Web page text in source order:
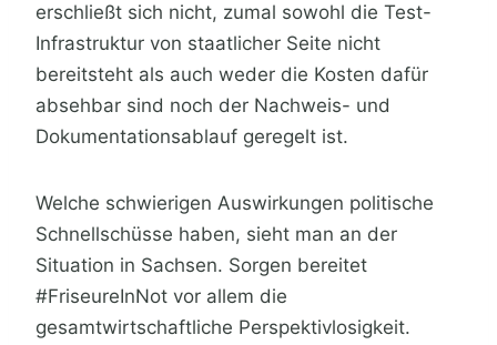
erschließt sich nicht, zumal sowohl die Test-
Infrastruktur von staatlicher Seite nicht
bereitsteht als auch weder die Kosten dafür
absehbar sind noch der Nachweis- und
Dokumentationsablauf geregelt ist.
Welche schwierigen Auswirkungen politische
Schnellschüsse haben, sieht man an der
Situation in Sachsen. Sorgen bereitet
#FriseureInNot vor allem die
gesamtwirtschaftliche Perspektivlosigkeit.